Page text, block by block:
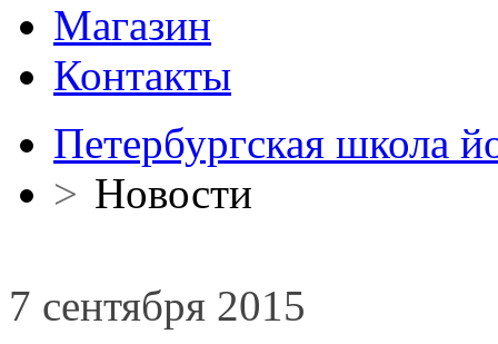
Магазин
Контакты
Петербургская школа
> Новости
7 сентября 2015